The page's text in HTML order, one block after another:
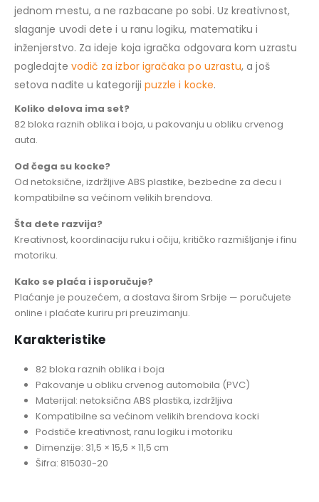
jednom mestu, a ne razbacane po sobi. Uz kreativnost,
slaganje uvodi dete i u ranu logiku, matematiku i
inženjerstvo. Za ideje koja igračka odgovara kom uzrastu
pogledajte vodič za izbor igračaka po uzrastu, a još
setova nađite u kategoriji puzzle i kocke.
Koliko delova ima set?
82 bloka raznih oblika i boja, u pakovanju u obliku crvenog
auta.
Od čega su kocke?
Od netoksične, izdržljive ABS plastike, bezbedne za decu i
kompatibilne sa većinom velikih brendova.
Šta dete razvija?
Kreativnost, koordinaciju ruku i očiju, kritičko razmišljanje i finu
motoriku.
Kako se plaća i isporučuje?
Plaćanje je pouzećem, a dostava širom Srbije — poručujete
online i plaćate kuriru pri preuzimanju.
Karakteristike
82 bloka raznih oblika i boja
Pakovanje u obliku crvenog automobila (PVC)
Materijal: netoksična ABS plastika, izdržljiva
Kompatibilne sa većinom velikih brendova kocki
Podstiče kreativnost, ranu logiku i motoriku
Dimenzije: 31,5 × 15,5 × 11,5 cm
Šifra: 815030-20